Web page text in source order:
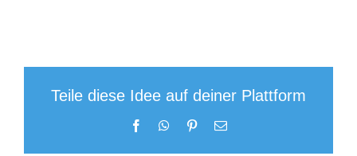
Teile diese Idee auf deiner Plattform
FacebookWhatsApp
Pinterest
E-